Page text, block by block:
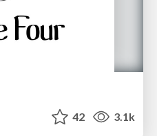
42 3.1k